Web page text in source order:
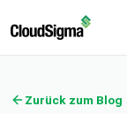
Zurück zum Blog